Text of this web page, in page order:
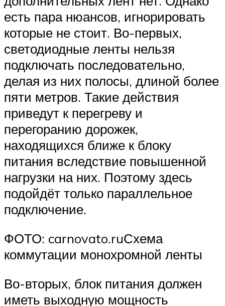
есть пара нюансов, игнорировать
которые не стоит. Во-первых,
светодиодные ленты нельзя
подключать последовательно,
делая из них полосы, длиной более
пяти метров. Такие действия
приведут к перегреву и
перегоранию дорожек,
находящихся ближе к блоку
питания вследствие повышенной
нагрузки на них. Поэтому здесь
подойдёт только параллельное
подключение.
ФОТО: carnovato.ruСхема
коммутации монохромной ленты
Во-вторых, блок питания должен
иметь выходную мощность